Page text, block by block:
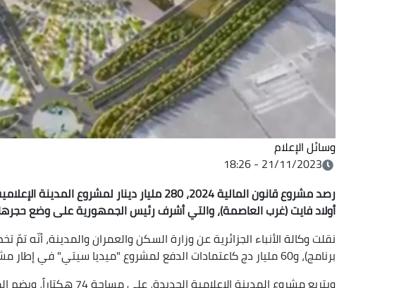
وسائل الإعلام
21/11/2023 - 18:26
رصد مشروع قانون المالية 2024، 280 مليار دينار
أولاد فايت (غرب العاصمة)، والتي أشرف رئيس الجمهورية على وضع
برنامج)، و60 مليار دج كاعتمادات الدفع لمشروع "ميديا سيتي" في إطار مشروع قانون المالية لعام 2024.
ويتربع مشروع المدينة